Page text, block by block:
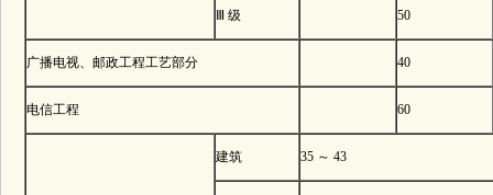
Ⅲ 级 50
广播电视、邮政工程工艺部分 40
电信工程 60
建筑 35 ～ 43